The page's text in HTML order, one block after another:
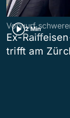
2 Min
Vorwurf
Ex-
trifft am